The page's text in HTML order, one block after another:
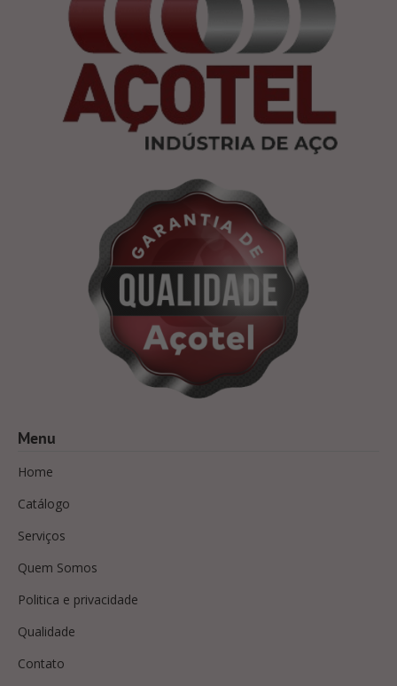
Menu
Home
Catálogo
Serviços
Quem Somos
Politica e privacidade
Qualidade
Contato